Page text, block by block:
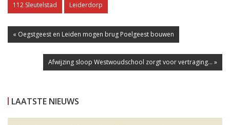
112 Sleutelstad Leiderdorp
« Oegstgeest en Leiden mogen brug Poelgeest bouwen
Afwijzing sloop Westwoudschool zorgt voor vertraging... »
LAATSTE NIEUWS